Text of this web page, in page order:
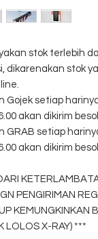
stok terlebih
dikarenakan stok
Gojek setiap
akan dikirim
GRAB setiap
akan dikirim
PENGIRIMAN
KEMUNGKINKAN
LOLOS X-RAY) ***